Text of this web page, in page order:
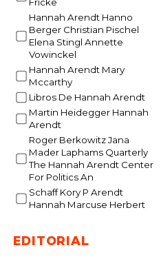
Hannah Arendt Hanno
Berger Christian Pischel
Elena Stingl Annette
Vowinckel
Hannah Arendt Mary
Mccarthy
Libros De Hannah Arendt
Martin Heidegger Hannah
Arendt
Roger Berkowitz Jana
Mader Laphams Quarterly
The Hannah Arendt Center
For Politics An
Schaff Kory P Arendt
Hannah Marcuse Herbert
EDITORIAL